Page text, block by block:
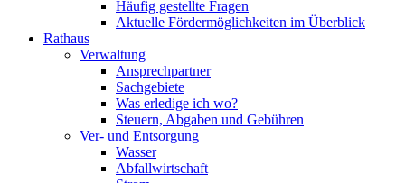
Häufig gestellte Fragen
Aktuelle Fördermöglichkeiten im Überblick
Rathaus
Verwaltung
Ansprechpartner
Sachgebiete
Was erledige ich wo?
Steuern, Abgaben und Gebühren
Ver- und Entsorgung
Wasser
Abfallwirtschaft